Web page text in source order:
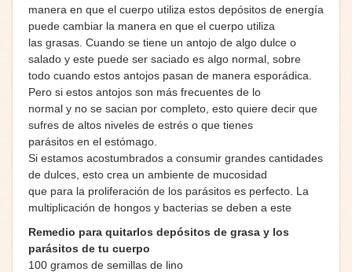
manera en que el cuerpo utiliza estos depósitos de energía
puede cambiar la manera en que el cuerpo utiliza
las grasas. Cuando se tiene un antojo de algo dulce o
salado y este puede ser saciado es algo normal, sobre
todo cuando estos antojos pasan de manera esporádica.
Pero si estos antojos son más frecuentes de lo
normal y no se sacian por completo, esto quiere decir que
sufres de altos niveles de estrés o que tienes
parásitos en el estómago.
Si estamos acostumbrados a consumir grandes cantidades
de dulces, esto crea un ambiente de mucosidad
que para la proliferación de los parásitos es perfecto. La
multiplicación de hongos y bacterias se deben a este
Remedio para quitarlos depósitos de grasa y los
parásitos de tu cuerpo
100 gramos de semillas de lino